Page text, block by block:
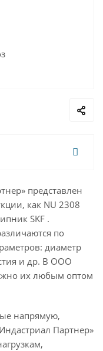
представлен
как NU 2308
SKF .
по
диаметр
и др. В ООО
их любым оптом
напрямую,
Партнер»